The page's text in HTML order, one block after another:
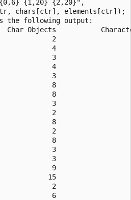
{1,20} {2,20}",
chars[ctr], elements[ctr]);
the following output:
Objects
2
4
3
4
3
8
8
3
2
8
2
8
3
3
9
15
2
6